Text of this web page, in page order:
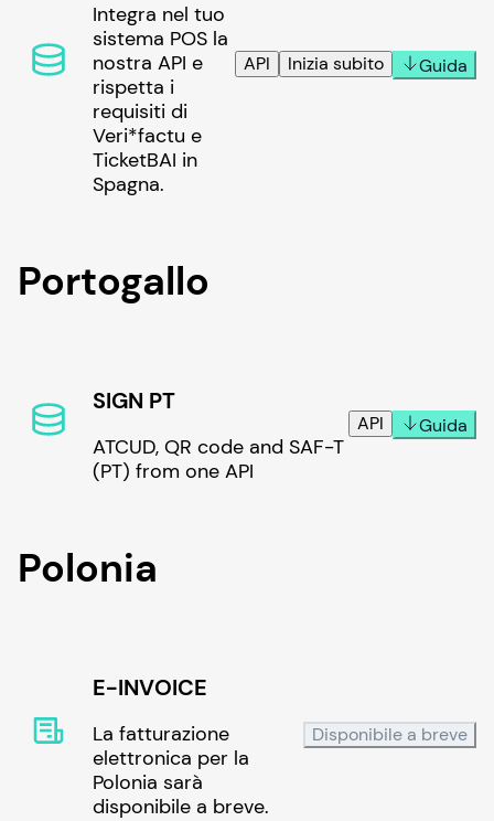
Integra nel tuo
sistema POS la
nostra API e
rispetta i
requisiti di
Veri*factu e
TicketBAI in
Spagna.
API Inizia subito Guida
Portogallo
SIGN PT
ATCUD, QR code and SAF-T
(PT) from one API
API Guida
Polonia
E-INVOICE
La fatturazione
elettronica per la
Polonia sarà
disponibile a breve.
Disponibile a breve